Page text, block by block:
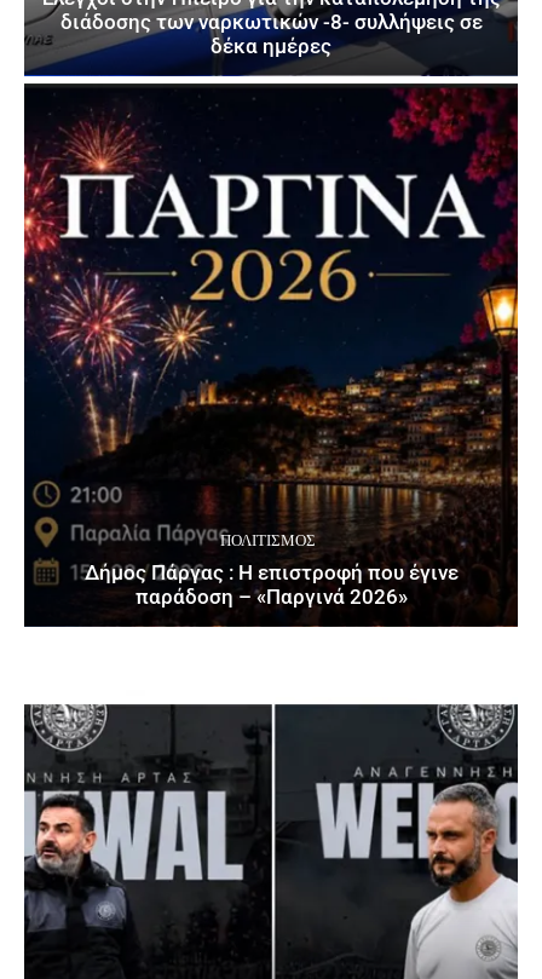
διάδοσης των ναρκωτικών -8- συλλήψεις σε
δέκα ημέρες
ΠΟΛΙΤΙΣΜΌΣ
Δήμος Πάργας : Η επιστροφή που έγινε
παράδοση – «Παργινά 2026»